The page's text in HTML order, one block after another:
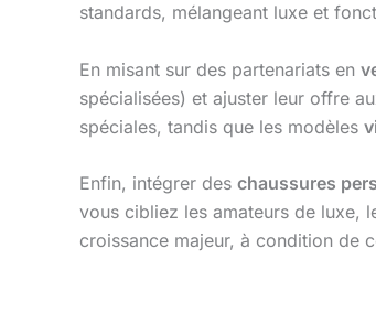
standards, mélangeant luxe et
En misant sur des partenariats en
spécialisées) et ajuster leur offre
spéciales, tandis que les modèles
Enfin, intégrer des chaussures
vous cibliez les amateurs de luxe,
croissance majeur, à condition de